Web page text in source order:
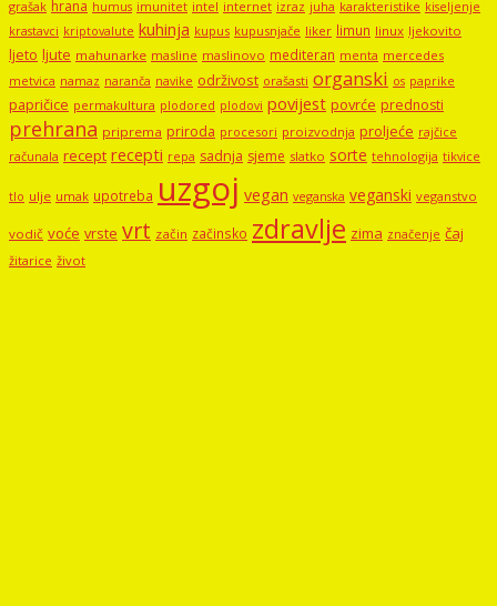
grašak hrana humus imunitet intel internet izraz juha karakteristike kiseljenje
krastavci kriptovalute kuhinja kupus kupusnjače liker limun linux ljekovito
ljeto ljute mahunarke masline maslinovo mediteran menta mercedes
metvica namaz naranča navike održivost orašasti organski os paprike
papričice permakultura plodored plodovi povijest povrće prednosti
prehrana priprema priroda procesori proizvodnja proljeće rajčice
računala recept recepti repa sadnja sjeme slatko sorte tehnologija tikvice
tlo ulje umak upotreba uzgoj vegan veganska veganski veganstvo
vodič voće vrste vrt začin začinsko zdravlje zima značenje čaj
žitarice život